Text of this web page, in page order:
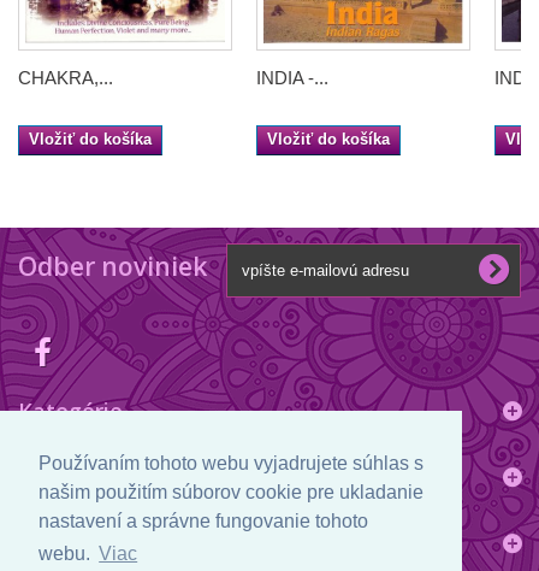
Používaním tohoto webu vyjadrujete súhlas s
našim použitím súborov cookie pre ukladanie
nastavení a správne fungovanie tohoto
webu. Viac
CHAKRA,...
Vložiť do košíka
INDIA -...
Vložiť do košíka
Odber noviniek
Kategórie
Informácie
Informácie o obchode